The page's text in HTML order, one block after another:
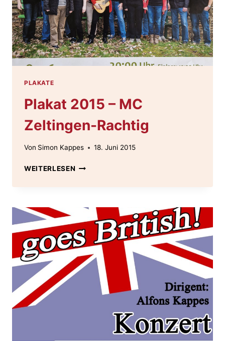
PLAKATE
Plakat 2015 – MC
Zeltingen-Rachtig
Von Simon Kappes 18. Juni 2015
WEITERLESENPLAKAT
ZELTINGEN-
RACHTIG